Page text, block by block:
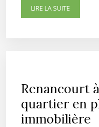
LIRE LA SUITE
Renancourt
quartier en
immobilière